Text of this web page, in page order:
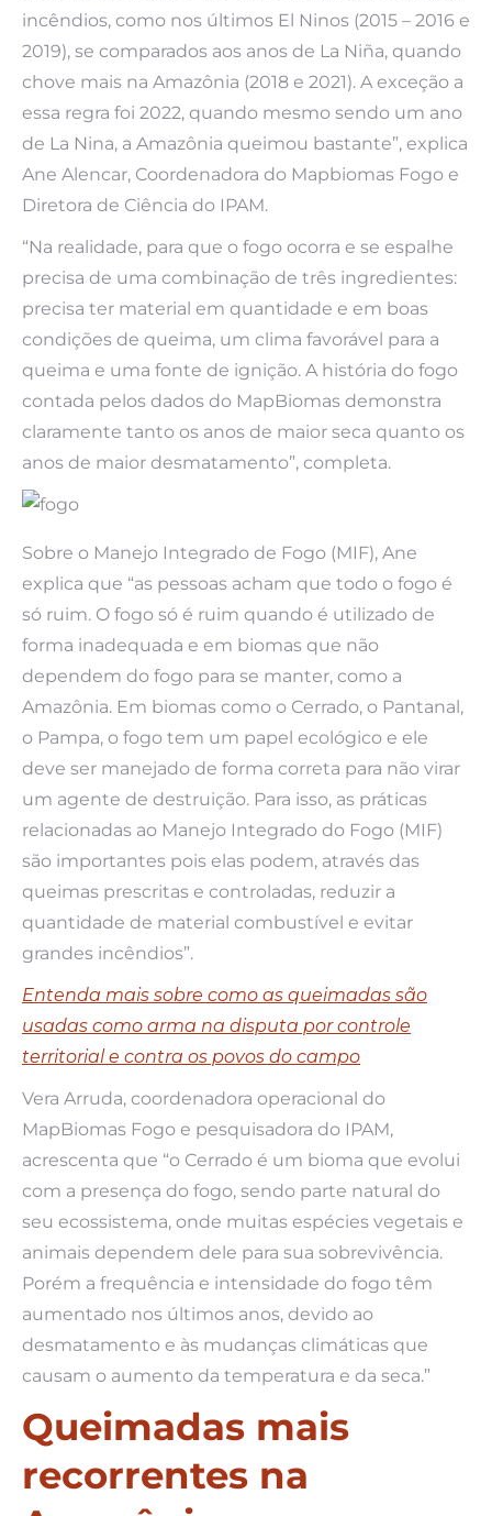
incêndios, como nos últimos El Ninos (2015 – 2016 e
2019), se comparados aos anos de La Niña, quando
chove mais na Amazônia (2018 e 2021). A exceção a
essa regra foi 2022, quando mesmo sendo um ano
de La Nina, a Amazônia queimou bastante”, explica
Ane Alencar, Coordenadora do Mapbiomas Fogo e
Diretora de Ciência do IPAM.
“Na realidade, para que o fogo ocorra e se espalhe
precisa de uma combinação de três ingredientes:
precisa ter material em quantidade e em boas
condições de queima, um clima favorável para a
queima e uma fonte de ignição. A história do fogo
contada pelos dados do MapBiomas demonstra
claramente tanto os anos de maior seca quanto os
anos de maior desmatamento”, completa.
Sobre o Manejo Integrado de Fogo (MIF), Ane
explica que “as pessoas acham que todo o fogo é
só ruim. O fogo só é ruim quando é utilizado de
forma inadequada e em biomas que não
dependem do fogo para se manter, como a
Amazônia. Em biomas como o Cerrado, o Pantanal,
o Pampa, o fogo tem um papel ecológico e ele
deve ser manejado de forma correta para não virar
um agente de destruição. Para isso, as práticas
relacionadas ao Manejo Integrado do Fogo (MIF)
são importantes pois elas podem, através das
queimas prescritas e controladas, reduzir a
quantidade de material combustível e evitar
grandes incêndios”.
Entenda mais sobre como as queimadas são
usadas como arma na disputa por controle
territorial e contra os povos do campo
Vera Arruda, coordenadora operacional do
MapBiomas Fogo e pesquisadora do IPAM,
acrescenta que “o Cerrado é um bioma que evolui
com a presença do fogo, sendo parte natural do
seu ecossistema, onde muitas espécies vegetais e
animais dependem dele para sua sobrevivência.
Porém a frequência e intensidade do fogo têm
aumentado nos últimos anos, devido ao
desmatamento e às mudanças climáticas que
causam o aumento da temperatura e da seca.”
Queimadas mais
recorrentes na